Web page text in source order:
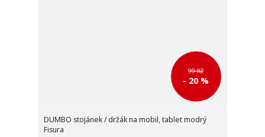
99 Kč
- 20 %
DUMBO stojánek / držák na mobil, tablet modrý
Fisura